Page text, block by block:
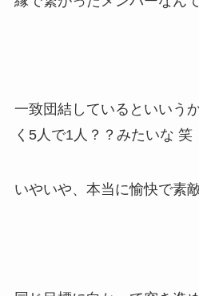
一致団結しているといいう
く5人で1人？？みたいな 笑
いやいや、本当に愉快で素